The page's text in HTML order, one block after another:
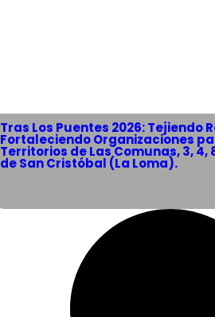
Tras Los Puentes 2026: Tejiendo
Fortaleciendo Organizaciones
Territorios de Las Comunas, 3,
de San Cristóbal (La Loma).